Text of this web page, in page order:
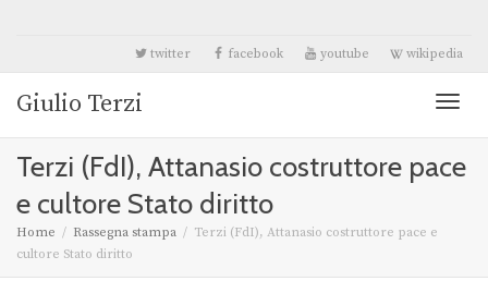
twitter facebook youtube wikipedia
Giulio Terzi
Terzi (FdI), Attanasio costruttore pace
e cultore Stato diritto
Home Rassegna stampa
Terzi (FdI), Attanasio costruttore pace e
cultore Stato diritto